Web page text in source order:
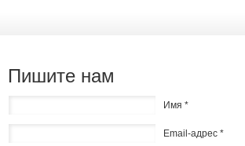
Пишите нам
Имя *
Email-адрес *